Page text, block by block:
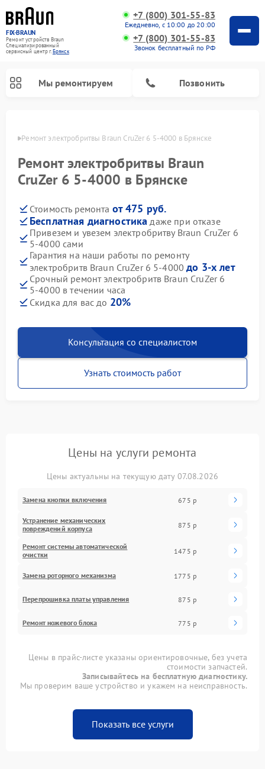
FIX-BRAUN
Ремонт устройств Braun
Специализированный
cервисный центр г.Брянск
+7 (800) 301-55-83
Ежедневно, с 10:00 до 20:00
+7 (800) 301-55-83
Звонок бесплатный по РФ
Мы ремонтируем Позвонить
Ремонт электробритвы Braun CruZer 6 5‑4000 в Брянске
Ремонт электробритвы Braun
CruZer 6 5‑4000 в Брянске
Стоимость ремонта от 475 руб.
Бесплатная диагностика даже при отказе
Привезем и увезем электробритву Braun CruZer 6
5‑4000 сами
Гарантия на наши работы по ремонту
электробритв Braun CruZer 6 5‑4000до 3-х лет
Срочный ремонт электробритв Braun CruZer 6
5‑4000 в течении часа
Скидка для вас до 20%
Консультация со специалистом
Узнать стоимость работ
Цены на услуги ремонта
Цены актуальны на текущую дату 07.08.2026
Замена кнопки включения 675 р
Устранение механических
повреждений корпуса
875 р
Ремонт системы автоматической
очистки
1475 р
Замена роторного механизма 1775 р
Перепрошивка платы управления 875 р
Ремонт ножевого блока 775 р
Цены в прайс-листе указаны ориентировочные, без учета
стоимости запчастей.
Записывайтесь на бесплатную диагностику.
Мы проверим ваше устройство и укажем на неисправность.
Показать все услуги